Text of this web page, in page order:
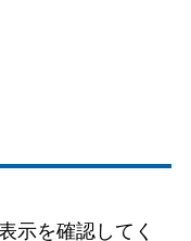
示を確認してく